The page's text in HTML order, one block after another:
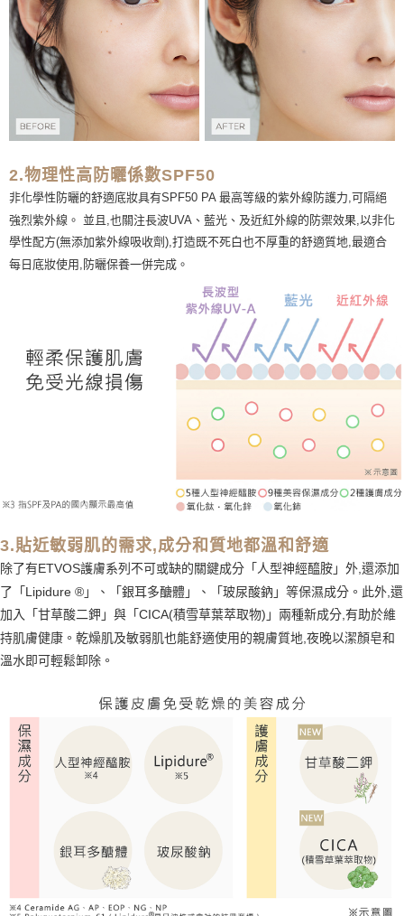
2.物理性高防曬係數SPF50
非化學性防曬的舒適底妝具有SPF50 PA 最高等級的紫外線防護力,可隔絕
強烈紫外線。 並且,也關注長波UVA、藍光、及近紅外線的防禦效果,以非化
學性配方(無添加紫外線吸收劑),打造既不死白也不厚重的舒適質地,最適合
每日底妝使用,防曬保養一併完成。
3.貼近敏弱肌的需求,成分和質地都溫和舒適
除了有ETVOS護膚系列不可或缺的關鍵成分「人型神經醯胺」外,還添加
了「Lipidure ®」、「銀耳多醣體」、「玻尿酸鈉」等保濕成分。此外,還
加入「甘草酸二鉀」與「CICA(積雪草葉萃取物)」兩種新成分,有助於維
持肌膚健康。乾燥肌及敏弱肌也能舒適使用的親膚質地,夜晚以潔顏皂和
溫水即可輕鬆卸除。